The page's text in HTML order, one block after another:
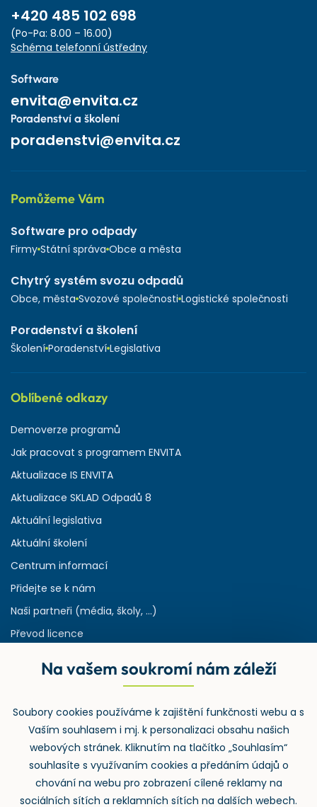
+420 485 102 698
(Po-Pa: 8.00 – 16.00)
Schéma telefonní ústředny
Software
envita@envita.cz
Poradenství a školení
poradenstvi@envita.cz
Pomůžeme Vám
Software pro odpady
Firmy Státní správa Obce a města
Chytrý systém svozu odpadů
Obce, města Svozové společnosti Logistické společnosti
Poradenství a školení
Školení Poradenství Legislativa
Oblíbené odkazy
Demoverze programů
Jak pracovat s programem ENVITA
Aktualizace IS ENVITA
Aktualizace SKLAD Odpadů 8
Aktuální legislativa
Aktuální školení
Centrum informací
Přidejte se k nám
Naši partneři (média, školy, ...)
Převod licence
Rejstřík používaných zkratek v odpadech
Zpětný odběr
Na vašem soukromí nám záleží
Soubory cookies používáme k zajištění funkčnosti webu a s
Vaším souhlasem i mj. k personalizaci obsahu našich
webových stránek. Kliknutím na tlačítko „Souhlasím“
souhlasíte s využívaním cookies a předáním údajů o
chování na webu pro zobrazení cílené reklamy na
sociálních sítích a reklamních sítích na dalších webech.